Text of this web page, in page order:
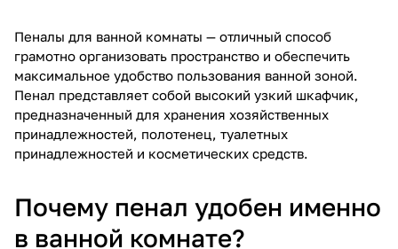
Пеналы для ванной комнаты — отличный способ
грамотно организовать пространство и обеспечить
максимальное удобство пользования ванной зоной.
Пенал представляет собой высокий узкий шкафчик,
предназначенный для хранения хозяйственных
принадлежностей, полотенец, туалетных
принадлежностей и косметических средств.
Почему пенал удобен именно
в ванной комнате?